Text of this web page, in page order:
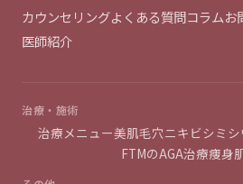
カウンセリングよくある質問コラムお
医師紹介
治療・施術
治療メニュー美肌毛穴ニキビシミ シ
FTMのAGA治療痩身